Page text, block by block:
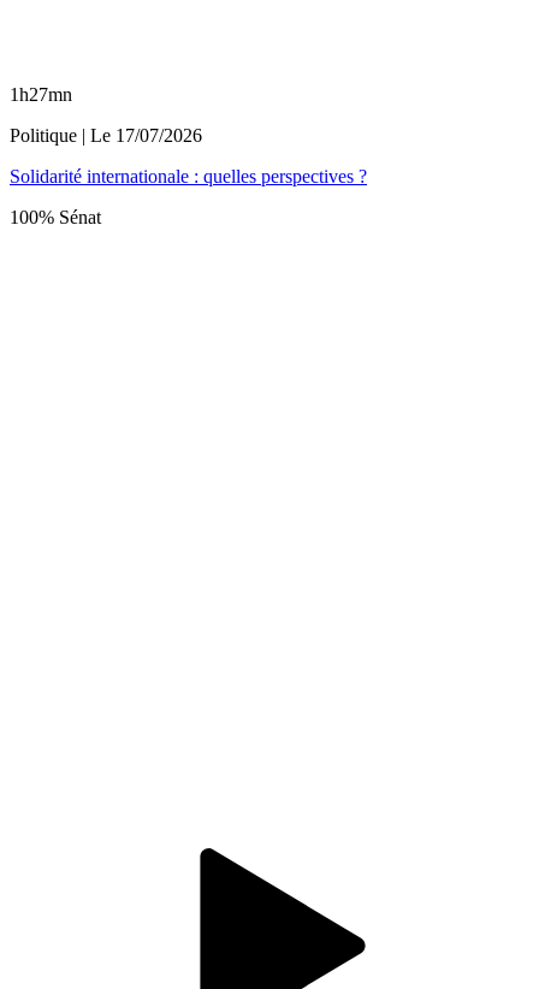
1h27mn
Politique | Le 17/07/2026
Solidarité internationale : quelles perspectives ?
100% Sénat